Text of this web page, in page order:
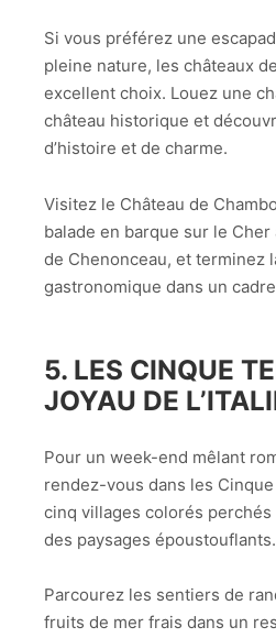
Si vous préférez une
pleine nature, les châteaux
excellent choix. Louez une
château historique et
d’histoire et de charme.
Visitez le Château de
balade en barque sur le Cher
de Chenonceau, et terminez
gastronomique dans un
5. LES CINQUE
JOYAU DE
Pour un week-end mêlant
rendez-vous dans les
cinq villages colorés
des paysages époustouflants.
Parcourez les sentiers de
fruits de mer frais dans un